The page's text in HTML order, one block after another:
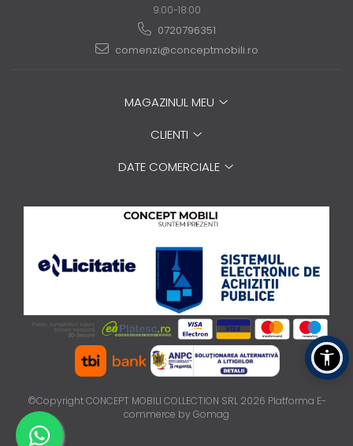
9:00-18:00
0720796351
comenzi@conceptmobili.ro
MAGAZINUL MEU
CLIENTI
DATE COMERCIALE
©Copyright CONCEPT MOBILI COLLECTION SRL 2026 Platforma E-
commerce by Gomag